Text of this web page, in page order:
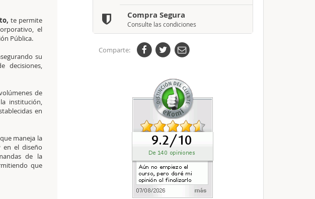
te permite
el
Pública.
su
decisiones,
de
institución,
en
maneja la
en el diseño
de la
que
Compra Segura
Consulte las condiciones
Comparte: